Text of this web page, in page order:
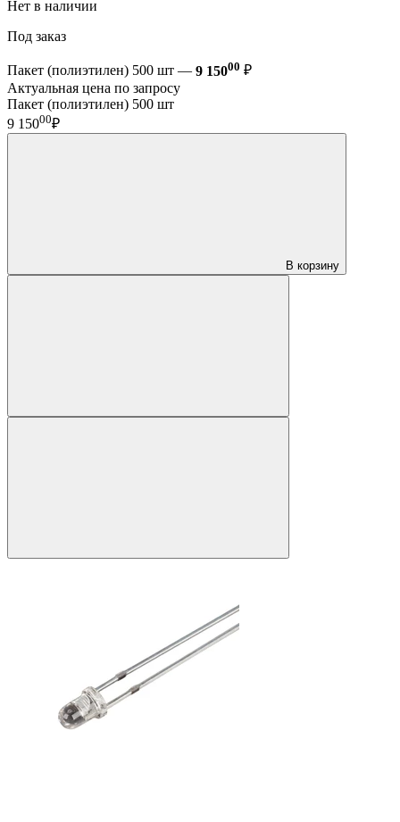
Нет в наличии
Под заказ
Пакет (полиэтилен) 500 шт — 9 15000 ₽
Актуальная цена по запросу
Пакет (полиэтилен) 500 шт
9 15000₽
В корзину